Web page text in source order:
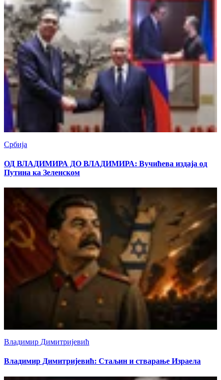
Србија
ОД ВЛАДИМИРА ДО ВЛАДИМИРА: Вучићева издаја од
Путина ка Зеленском
Владимир Димитријевић
Владимир Димитријевић: Стаљин и стварање Израела